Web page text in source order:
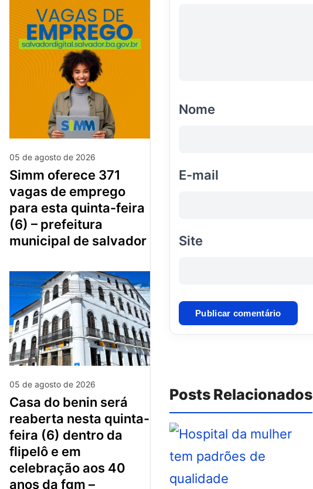
05 de agosto de 2026
simm oferece 371
vagas de emprego
para esta quinta-feira
(6) – prefeitura
municipal de salvador
05 de agosto de 2026
casa do benin será
reaberta nesta quinta-
feira (6) dentro da
flipelô e em
celebração aos 40
anos da fgm –
Nome
E-mail
Site
Posts Relacionados